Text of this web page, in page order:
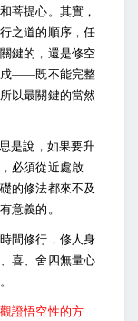
菩提心。其實，
之道的順序，任
鍵的，還是修空
成——既不能完整
以最關鍵的當然
是說，如果要升
必須從近處啟
的修法都來不及
意義的。
間修行，修人身
喜、舍四無量心
證悟空性的方